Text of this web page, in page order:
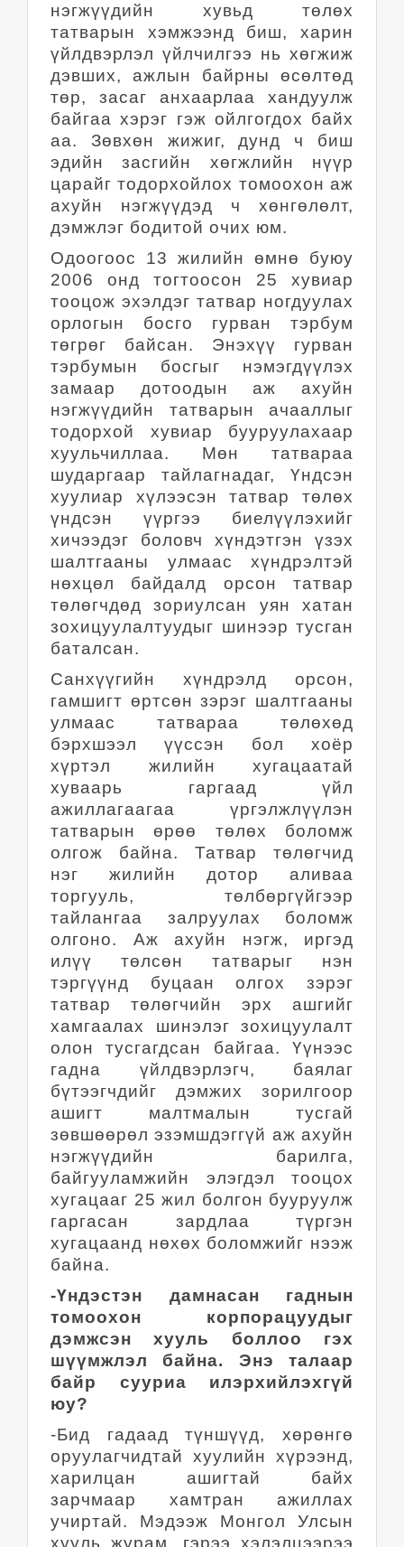
нэгжүүдийн хувьд төлөх
татварын хэмжээнд биш, харин
үйлдвэрлэл үйлчилгээ нь хөгжиж
дэвших, ажлын байрны өсөлтөд
төр, засаг анхаарлаа хандуулж
байгаа хэрэг гэж ойлгогдох байх
аа. Зөвхөн жижиг, дунд ч биш
эдийн засгийн хөгжлийн нүүр
царайг тодорхойлох томоохон аж
ахуйн нэгжүүдэд ч хөнгөлөлт,
дэмжлэг бодитой очих юм.
Одоогоос 13 жилийн өмнө буюу
2006 онд тогтоосон 25 хувиар
тооцож эхэлдэг татвар ногдуулах
орлогын босго гурван тэрбум
төгрөг байсан. Энэхүү гурван
тэрбумын босгыг нэмэгдүүлэх
замаар дотоодын аж ахуйн
нэгжүүдийн татварын ачааллыг
тодорхой хувиар бууруулахаар
хуульчиллаа. Мөн татвараа
шударгаар тайлагнадаг, Үндсэн
хуулиар хүлээсэн татвар төлөх
үндсэн үүргээ биелүүлэхийг
хичээдэг боловч хүндэтгэн үзэх
шалтгааны улмаас хүндрэлтэй
нөхцөл байдалд орсон татвар
төлөгчдөд зориулсан уян хатан
зохицуулалтуудыг шинээр тусган
баталсан.
Санхүүгийн хүндрэлд орсон,
гамшигт өртсөн зэрэг шалтгааны
улмаас татвараа төлөхөд
бэрхшээл үүссэн бол хоёр
хүртэл жилийн хугацаатай
хуваарь гаргаад үйл
ажиллагаагаа үргэлжлүүлэн
татварын өрөө төлөх боломж
олгож байна. Татвар төлөгчид
нэг жилийн дотор аливаа
торгууль, төлбөргүйгээр
тайлангаа залруулах боломж
олгоно. Аж ахуйн нэгж, иргэд
илүү төлсөн татварыг нэн
тэргүүнд буцаан олгох зэрэг
татвар төлөгчийн эрх ашгийг
хамгаалах шинэлэг зохицуулалт
олон тусгагдсан байгаа. Үүнээс
гадна үйлдвэрлэгч, баялаг
бүтээгчдийг дэмжих зорилгоор
ашигт малтмалын тусгай
зөвшөөрөл эзэмшдэггүй аж ахуйн
нэгжүүдийн барилга,
байгууламжийн элэгдэл тооцох
хугацааг 25 жил болгон бууруулж
гаргасан зардлаа түргэн
хугацаанд нөхөх боломжийг нээж
байна.
-Үндэстэн дамнасан гаднын
томоохон корпорацуудыг
дэмжсэн хууль боллоо гэх
шүүмжлэл байна. Энэ талаар
байр сууриа илэрхийлэхгүй
юу?
-Бид гадаад түншүүд, хөрөнгө
оруулагчидтай хуулийн хүрээнд,
харилцан ашигтай байх
зарчмаар хамтран ажиллах
учиртай. Мэдээж Монгол Улсын